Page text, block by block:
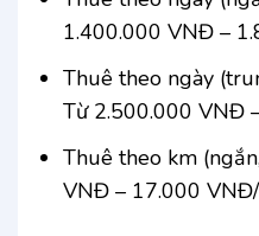
1.400.000 VNĐ –
Thuê theo ngày
Từ 2.500.000 VNĐ
Thuê theo km
VNĐ – 17.000